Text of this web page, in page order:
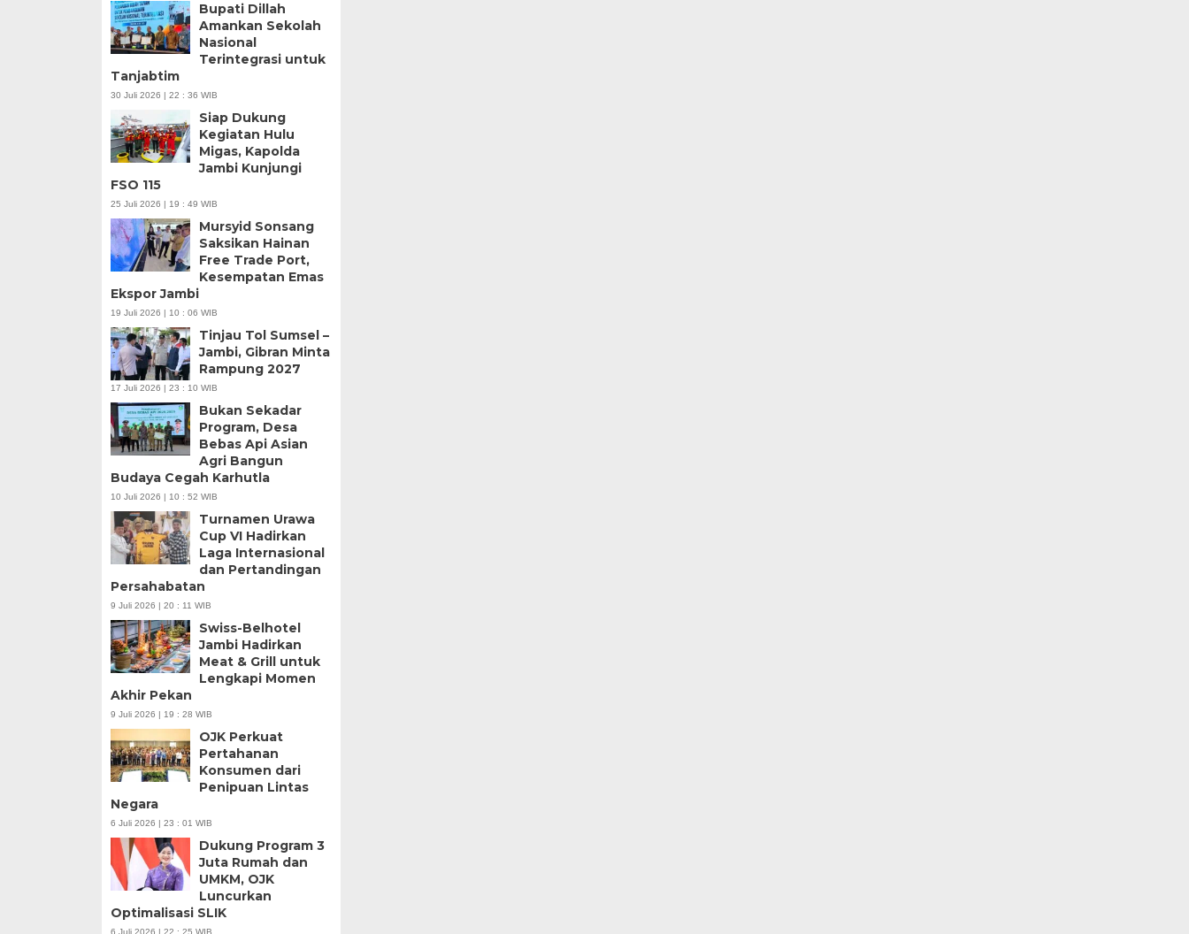
Bupati Dillah
Amankan Sekolah
Nasional
Terintegrasi untuk
Tanjabtim
30 Juli 2026 | 22 : 36 WIB
Siap Dukung
Kegiatan Hulu
Migas, Kapolda
Jambi Kunjungi
FSO 115
25 Juli 2026 | 19 : 49 WIB
Mursyid Sonsang
Saksikan Hainan
Free Trade Port,
Kesempatan Emas
Ekspor Jambi
19 Juli 2026 | 10 : 06 WIB
Tinjau Tol Sumsel –
Jambi, Gibran Minta
Rampung 2027
17 Juli 2026 | 23 : 10 WIB
Bukan Sekadar
Program, Desa
Bebas Api Asian
Agri Bangun
Budaya Cegah Karhutla
10 Juli 2026 | 10 : 52 WIB
Turnamen Urawa
Cup VI Hadirkan
Laga Internasional
dan Pertandingan
Persahabatan
9 Juli 2026 | 20 : 11 WIB
Swiss-Belhotel
Jambi Hadirkan
Meat & Grill untuk
Lengkapi Momen
Akhir Pekan
9 Juli 2026 | 19 : 28 WIB
OJK Perkuat
Pertahanan
Konsumen dari
Penipuan Lintas
Negara
6 Juli 2026 | 23 : 01 WIB
Dukung Program 3
Juta Rumah dan
UMKM, OJK
Luncurkan
Optimalisasi SLIK
6 Juli 2026 | 22 : 25 WIB